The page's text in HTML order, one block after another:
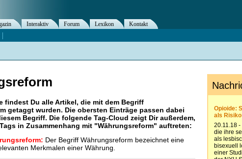
findest Du alle Artikel, die mit dem Begriff
getaggt wurden. Die obersten Einträge passen dabei
Begriff. Die folgende Tag-Cloud zeigt Dir außerdem,
in Zusammenhang mit "Währungsreform" auftreten:
Der Begriff Währungsreform bezeichnet eine
Merkmalen einer Währung.
Interaktiv Forum Lexikon
Kontakt